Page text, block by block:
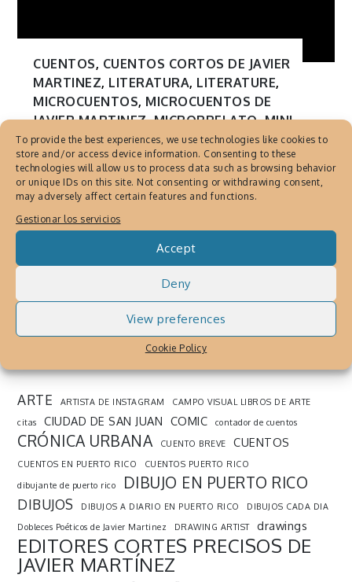
To provide the best experiences, we use technologies like cookies to
store and/or access device information. Consenting to these
technologies will allow us to process data such as browsing behavior
or unique IDs on this site. Not consenting or withdrawing consent,
may adversely affect certain features and functions.
Gestionar los servicios
Accept
Deny
View preferences
Cookie Policy
CUENTOS, CUENTOS CORTOS DE JAVIER
MARTINEZ, LITERATURA, LITERATURE,
MICROCUENTOS, MICROCUENTOS DE
JAVIER MARTINEZ,MICRORRELATO,MINI
STORIES,RELATOS CORTOS,SHORT
STORIES
Corto Cuento de Javier
Martinez, Narrativa para
Redes Sociales
Cronica Urbana
Corto Cuento del artista Javier Martinez,
presenta sus microrrelatos como parte de la
narrativa de las Redes Sociales
ARTE ARTISTA DE INSTAGRAM
CAMPO VISUAL LIBROS DE ARTE
citas
CIUDAD DE SAN JUAN COMIC contador de cuentos
CRÓNICA URBANA CUENTO BREVE CUENTOS
CUENTOS EN PUERTO RICO
CUENTOS PUERTO RICO
dibujante de puerto rico
DIBUJO EN PUERTO RICO
DIBUJOS DIBUJOS A DIARIO EN PUERTO RICO
DIBUJOS CADA DIA
Dobleces Poéticos de Javier Martinez
DRAWING ARTIST drawings
EDITORES CORTES PRECISOS DE
JAVIER MARTÍNEZ